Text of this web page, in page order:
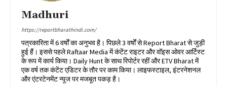
Madhuri
https://reportbharathindi.com/
पत्रकारिता में 6 वर्षों का अनुभव है। पिछले 3 वर्षों से Report Bharat से जुड़ी
हुई हैं। इससे पहले Raftaar Media में कंटेंट राइटर और वॉइस ओवर आर्टिस्ट
के रूप में कार्य किया। Daily Hunt के साथ रिपोर्टर रहीं और ETV Bharat में
एक वर्ष तक कंटेंट एडिटर के तौर पर काम किया। लाइफस्टाइल, इंटरनेशनल
और एंटरटेनमेंट न्यूज पर मजबूत पकड़ है।